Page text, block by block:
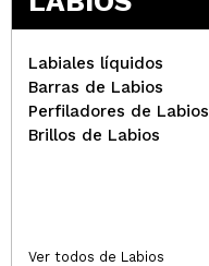
Labiales líquidos
Barras de Labios
Perfiladores de Labios
Brillos de Labios
Ver todos de Labios